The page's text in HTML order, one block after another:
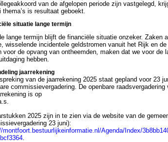
van de afgelopen periode zijn vastgelegd,
thema’s is resultaat geboekt.
situatie lange termijn
lange termijn blijft de financiële situatie onzeker. Zaken
wisselende incidentele geldstromen vanuit het Rijk en
voor de opvang van ontheemden, maken dat we voor de
hebben.
jaarrekening
van de jaarrekening 2025 staat gepland voor 23
commissievergadering. De openbare
is op
2025 zijn in te zien via de website van de
23 juni):
montfoort.bestuurlijkeinformatie.nl/Agenda/Index/
.